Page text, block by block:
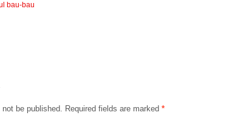
bau-bau
be published. Required fields are marked *